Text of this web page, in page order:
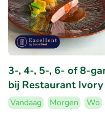
3-, 4-, 5-, 6- of 8-
bij Restaurant Ivory
Vandaag Morgen Wo